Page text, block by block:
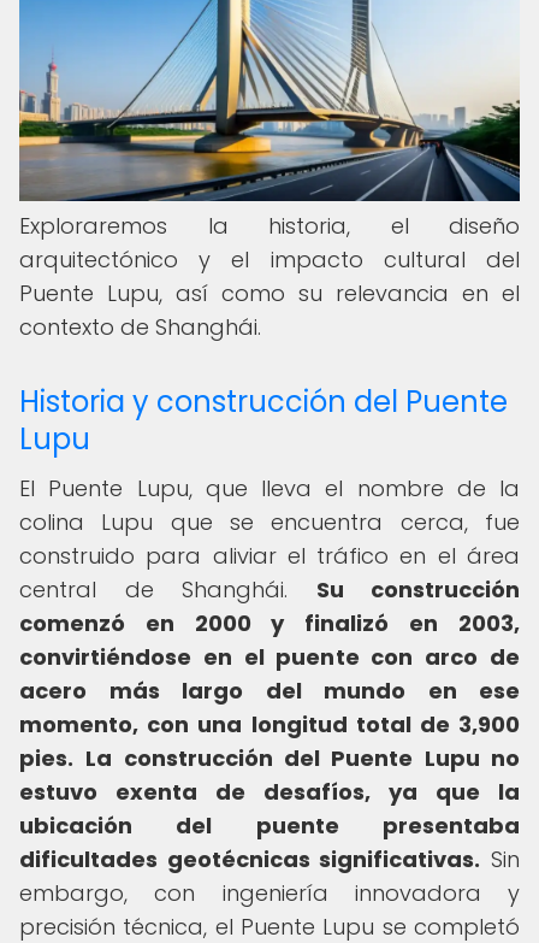
Exploraremos la historia, el diseño
arquitectónico y el impacto cultural del
Puente Lupu, así como su relevancia en el
contexto de Shanghái.
Historia y construcción del Puente
Lupu
El Puente Lupu, que lleva el nombre de la
colina Lupu que se encuentra cerca, fue
construido para aliviar el tráfico en el área
central de Shanghái. Su construcción
comenzó en 2000 y finalizó en 2003,
convirtiéndose en el puente con arco de
acero más largo del mundo en ese
momento, con una longitud total de 3,900
pies. La construcción del Puente Lupu no
estuvo exenta de desafíos, ya que la
ubicación del puente presentaba
dificultades geotécnicas significativas. Sin
embargo, con ingeniería innovadora y
precisión técnica, el Puente Lupu se completó